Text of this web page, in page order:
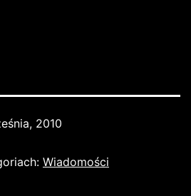
2010
Wiadomości